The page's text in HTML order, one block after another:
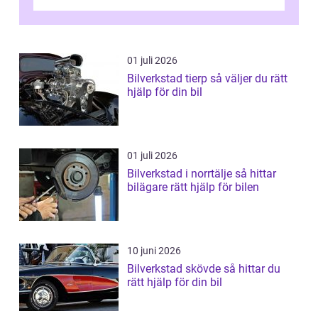
01 juli 2026
Bilverkstad tierp så väljer du rätt
hjälp för din bil
01 juli 2026
Bilverkstad i norrtälje så hittar
bilägare rätt hjälp för bilen
10 juni 2026
Bilverkstad skövde så hittar du
rätt hjälp för din bil